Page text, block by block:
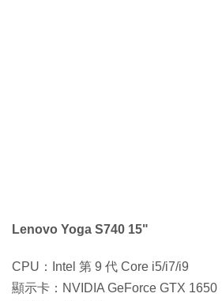
Lenovo Yoga S740 15"
CPU：Intel 第 9 代 Core i5/i7/i9
顯示卡：NVIDIA GeForce GTX 1650